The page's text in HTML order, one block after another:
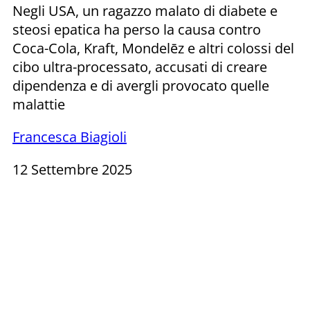
Negli USA, un ragazzo malato di diabete e
steosi epatica ha perso la causa contro
Coca-Cola, Kraft, Mondelēz e altri colossi del
cibo ultra-processato, accusati di creare
dipendenza e di avergli provocato quelle
malattie
Francesca Biagioli
12 Settembre 2025